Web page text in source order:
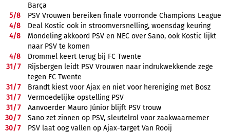
Barça
5/8
PSV Vrouwen bereiken finale voorronde Champions League
4/8
Deal Kostic ook in stroomversnelling, woensdag keuring
4/8
Mondeling akkoord PSV en NEC over Sano, ook Kostic lijkt
naar PSV te komen
4/8
Drommel keert terug bij FC Twente
31/7
Rijsbergen leidt PSV Vrouwen naar indrukwekkende zege
tegen FC Twente
31/7
Brandt kiest voor Ajax en niet voor hereniging met Bosz
31/7
Vermoedelijke opstelling PSV
31/7
Aanvoerder Mauro Júnior blijft PSV trouw
30/7
Sano zet zinnen op PSV, sleutelrol voor zaakwaarnemer
30/7
PSV laat oog vallen op Ajax-target Van Rooij